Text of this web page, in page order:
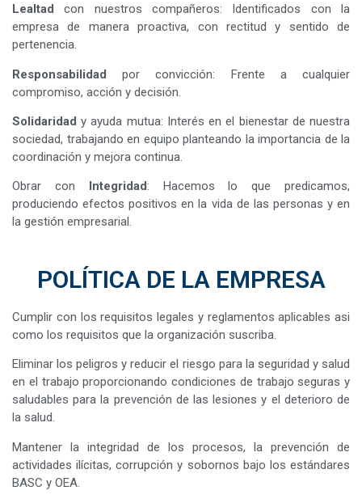
Lealtadcon nuestros compañeros: Identificados con la
empresa de manera proactiva, con rectitud y sentido de
pertenencia.
Responsabilidadpor convicción: Frente a cualquier
compromiso, acción y decisión.
Solidaridady ayuda mutua: Interés en el bienestar de nuestra
sociedad, trabajando en equipo planteando la importancia de la
coordinación y mejora continua.
Obrar con Integridad: Hacemos lo que predicamos,
produciendo efectos positivos en la vida de las personas y en
la gestión empresarial.
POLÍTICA DE LA EMPRESA
Cumplir con los requisitos legales y reglamentos aplicables asi
como los requisitos que la organización suscriba.
Eliminar los peligros y reducir el riesgo para la seguridad y salud
en el trabajo proporcionando condiciones de trabajo seguras y
saludables para la prevención de las lesiones y el deterioro de
la salud.
Mantener la integridad de los procesos, la prevención de
actividades ilícitas, corrupción y sobornos bajo los estándares
BASC y OEA.